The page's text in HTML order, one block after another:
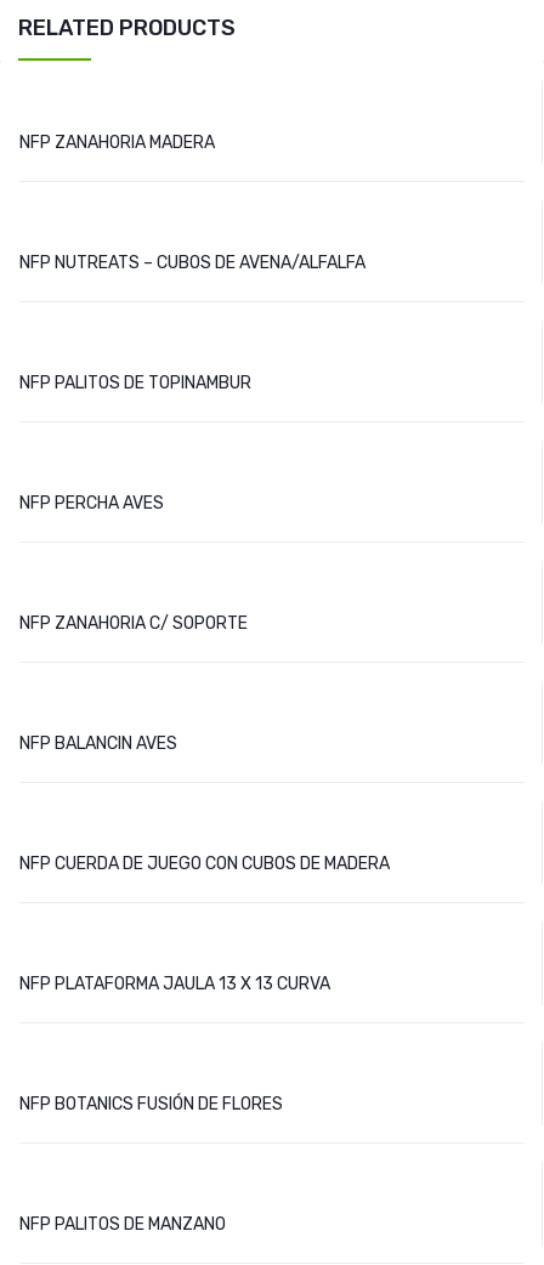
RELATED PRODUCTS
NFP ZANAHORIA MADERA
NFP NUTREATS – CUBOS DE AVENA/ALFALFA
NFP PALITOS DE TOPINAMBUR
NFP PERCHA AVES
NFP ZANAHORIA C/ SOPORTE
NFP BALANCIN AVES
NFP CUERDA DE JUEGO CON CUBOS DE MADERA
NFP PLATAFORMA JAULA 13 X 13 CURVA
NFP BOTANICS FUSIÓN DE FLORES
NFP PALITOS DE MANZANO